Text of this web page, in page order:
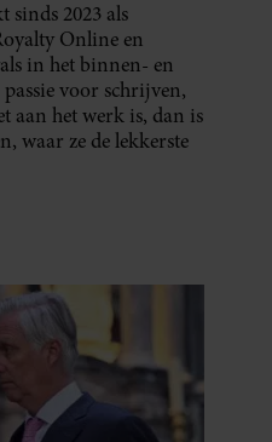
sinds 2023 als
Online en
in het binnen- en
voor schrijven,
aan het werk is, dan is
waar ze de lekkerste